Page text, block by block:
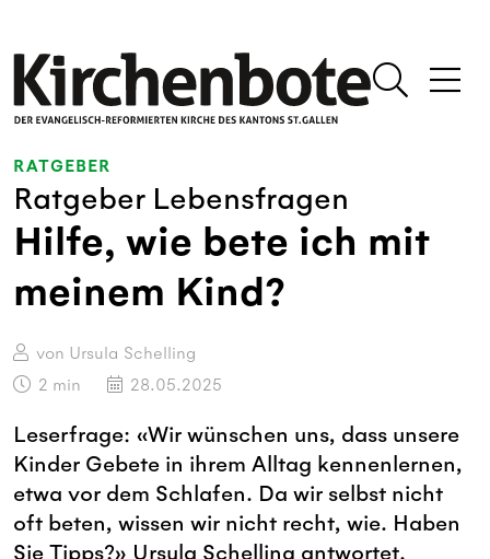
RATGEBER
Ratgeber Lebensfragen
Hilfe, wie bete ich mit
meinem Kind?
von Ursula Schelling
2 min 28.05.2025
Leserfrage: «Wir wünschen uns, dass unsere
Kinder Gebete in ihrem Alltag kennenlernen,
etwa vor dem Schlafen. Da wir selbst nicht
oft beten, wissen wir nicht recht, wie. Haben
Sie Tipps?» Ursula Schelling antwortet.